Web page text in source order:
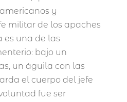
y
militar de los apaches
es una de las
bajo un
un águila con las
el cuerpo del jefe
fue ser